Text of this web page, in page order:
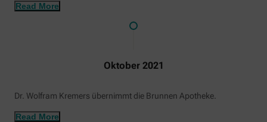
Read More
Oktober 2021
Dr. Wolfram Kremers übernimmt die Brunnen Apotheke.
Read More